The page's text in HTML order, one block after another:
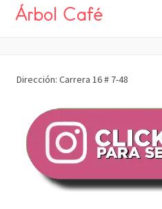
Árbol Café
Dirección: Carrera 16 # 7-48